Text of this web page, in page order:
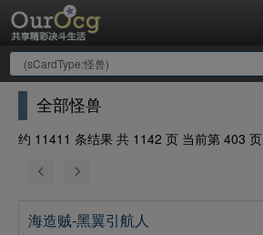
全部怪兽
约 11411 条结果 共 1142 页 当前第 403 页
海造贼-黑翼引航人